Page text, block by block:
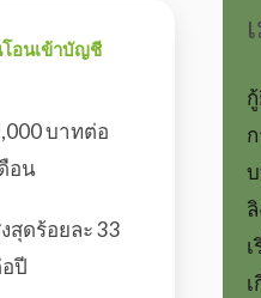
อนเข้าบัญชี
บาทต่อ
อน
สุดร้อยละ 33
ปี